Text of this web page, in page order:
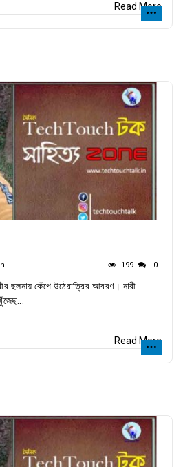
Read More
199 0
ছলনায় কেঁপে উঠেরাত্রির আবরণ। নারী
Read More